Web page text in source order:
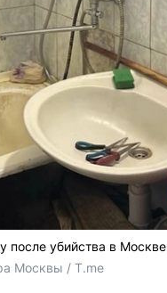
после убийства в Москве
Москвы / T.me